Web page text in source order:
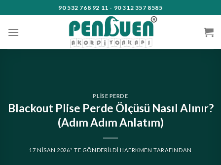
to
content
90 532 768 92 11 - 90 312 357 8585
PLISE PERDE
Blackout Plise Perde Ölçüsü Nasıl Alınır?
(Adım Adım Anlatım)
17 NISAN 2026’' TE GÖNDERILDI HAERKMEN TARAFINDAN